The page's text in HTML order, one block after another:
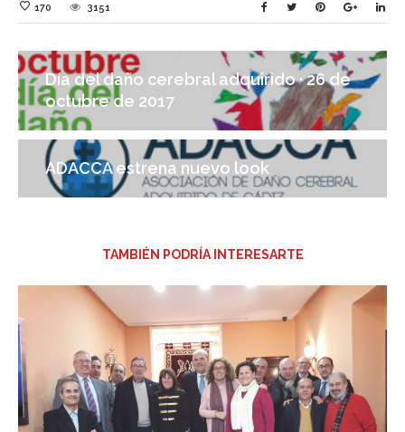
170 3151
Día del daño cerebral adquirido · 26 de
octubre de 2017
ADACCA estrena nuevo look
TAMBIÉN PODRÍA INTERESARTE